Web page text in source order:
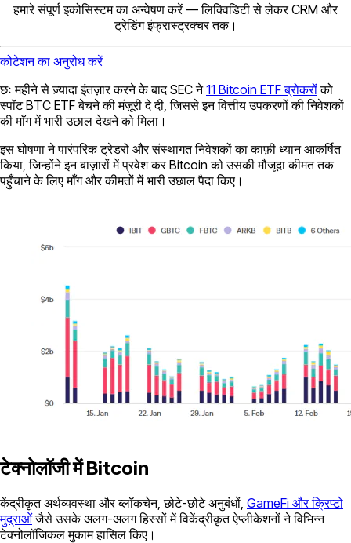
हमारे संपूर्ण इकोसिस्टम का अन्वेषण करें — लिक्विडिटी से लेकर CRM और
ट्रेडिंग इंफ्रास्ट्रक्चर तक।
कोटेशन का अनुरोध करें
छः महीने से ज़्यादा इंतज़ार करने के बाद SEC ने11 Bitcoin ETF ब्रोकरोंको
स्पॉट BTC ETF बेचने की मंज़ूरी दे दी, जिससे इन वित्तीय उपकरणों की निवेशकों
की माँग में भारी उछाल देखने को मिला।
इस घोषणा ने पारंपरिक ट्रेडरों और संस्थागत निवेशकों का काफ़ी ध्यान आकर्षित
किया, जिन्होंने इन बाज़ारों में प्रवेश कर Bitcoin को उसकी मौजूदा कीमत तक
पहुँचाने के लिए माँग और कीमतों में भारी उछाल पैदा किए।
टेक्नोलॉजी में Bitcoin
केंद्रीकृत अर्थव्यवस्था और ब्लॉकचेन, छोटे-छोटे अनुबंधों, GameFi और क्रिप्टो
मुद्राओंजैसे उसके अलग-अलग हिस्सों में विकेंद्रीकृत ऐप्लीकेशनों ने विभिन्न
टेक्नोलॉजिकल मुकाम हासिल किए।